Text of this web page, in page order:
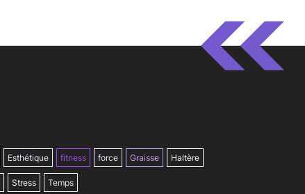
Esthétique fitness force Graisse Haltère
Stress Temps